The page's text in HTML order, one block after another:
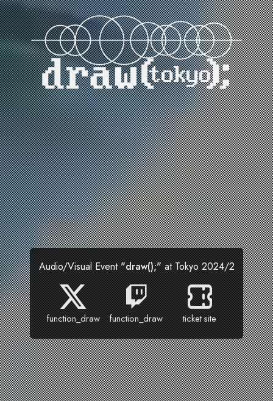
Audio/Visual Event"draw();"at Tokyo 2024/2
function_draw function_draw ticket site